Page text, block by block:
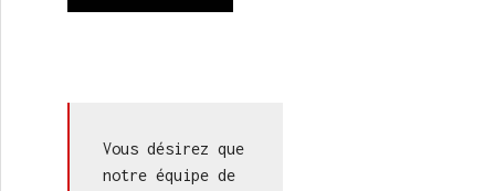
: Architectes Associés / Elia – Monnoyer
Vous désirez que
notre équipe de